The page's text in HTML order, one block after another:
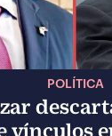
POLÍTICA
vínculos